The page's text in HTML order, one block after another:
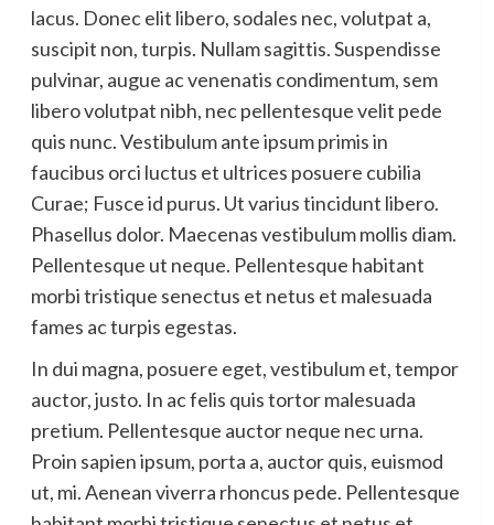
lacus. Donec elit libero, sodales nec, volutpat a,
suscipit non, turpis. Nullam sagittis. Suspendisse
pulvinar, augue ac venenatis condimentum, sem
libero volutpat nibh, nec pellentesque velit pede
quis nunc. Vestibulum ante ipsum primis in
faucibus orci luctus et ultrices posuere cubilia
Curae; Fusce id purus. Ut varius tincidunt libero.
Phasellus dolor. Maecenas vestibulum mollis diam.
Pellentesque ut neque. Pellentesque habitant
morbi tristique senectus et netus et malesuada
fames ac turpis egestas.
In dui magna, posuere eget, vestibulum et, tempor
auctor, justo. In ac felis quis tortor malesuada
pretium. Pellentesque auctor neque nec urna.
Proin sapien ipsum, porta a, auctor quis, euismod
ut, mi. Aenean viverra rhoncus pede. Pellentesque